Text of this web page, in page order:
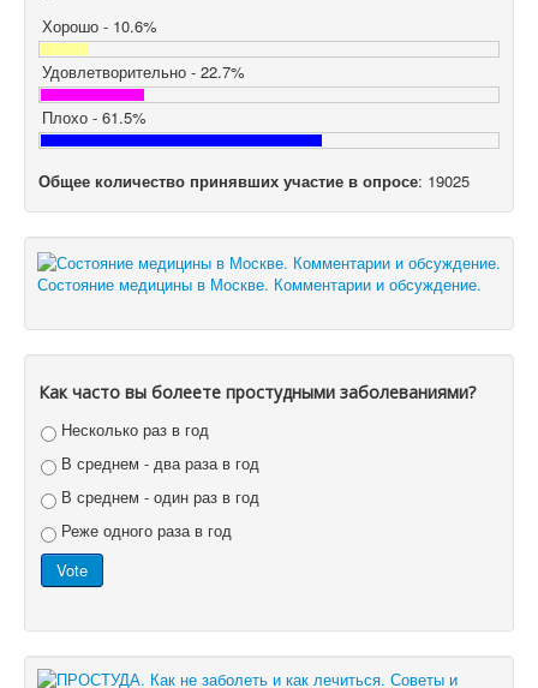
Хорошо - 10.6%
Удовлетворительно - 22.7%
Плохо - 61.5%
Общее количество принявших участие в опросе: 19025
Состояние медицины в Москве. Комментарии и обсуждение.
Как часто вы болеете простудными заболеваниями?
Несколько раз в год
В среднем - два раза в год
В среднем - один раз в год
Реже одного раза в год